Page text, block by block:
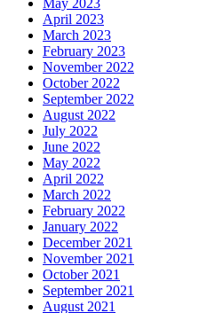
May 2023
April 2023
March 2023
February 2023
November 2022
October 2022
September 2022
August 2022
July 2022
June 2022
May 2022
April 2022
March 2022
February 2022
January 2022
December 2021
November 2021
October 2021
September 2021
August 2021